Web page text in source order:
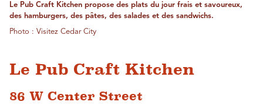
Le Pub Craft Kitchen propose des plats du jour frais et savoureux,
des hamburgers, des pâtes, des salades et des sandwichs.
Photo : Visitez Cedar City
Le Pub Craft Kitchen
86 W Center Street